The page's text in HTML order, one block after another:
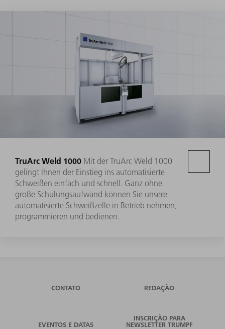
TruArc Weld 1000 Mit der TruArc Weld 1000
gelingt Ihnen der Einstieg ins automatisierte
Schweißen einfach und schnell. Ganz ohne
große Schulungsaufwänd können Sie unsere
automatisierte Schweißzelle in Betrieb nehmen,
programmieren und bedienen.
CONTATO REDAÇÃO
EVENTOS E DATAS
INSCRIÇÃO PARA
NEWSLETTER TRUMPF